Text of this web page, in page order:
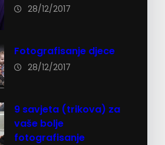
28/12/2017
Fotografisanje djece
28/12/2017
9 savjeta (trikova) za
vaše bolje
fotografisanje